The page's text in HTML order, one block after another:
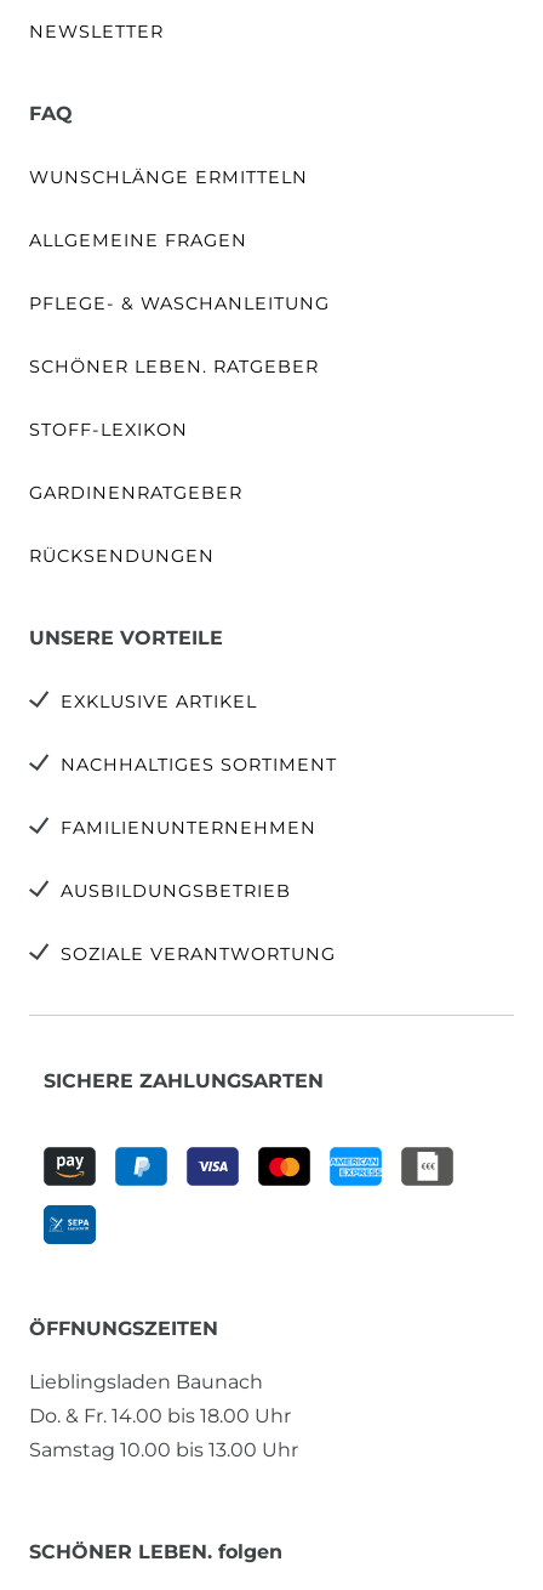
NEWSLETTER
FAQ
WUNSCHLÄNGE ERMITTELN
ALLGEMEINE FRAGEN
PFLEGE- & WASCHANLEITUNG
SCHÖNER LEBEN. RATGEBER
STOFF-LEXIKON
GARDINENRATGEBER
RÜCKSENDUNGEN
UNSERE VORTEILE
EXKLUSIVE ARTIKEL
NACHHALTIGES SORTIMENT
FAMILIENUNTERNEHMEN
AUSBILDUNGSBETRIEB
SOZIALE VERANTWORTUNG
SICHERE ZAHLUNGSARTEN
ÖFFNUNGSZEITEN
Lieblingsladen Baunach
Do. & Fr. 14.00 bis 18.00 Uhr
Samstag 10.00 bis 13.00 Uhr
SCHÖNER LEBEN. folgen